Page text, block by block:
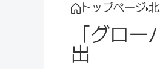
トップページ
「グロ
出